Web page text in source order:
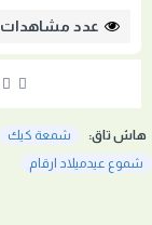
عدد مشاهدات
هاش تاق: شمعة كيك
شموع عيدميلاد ارقام